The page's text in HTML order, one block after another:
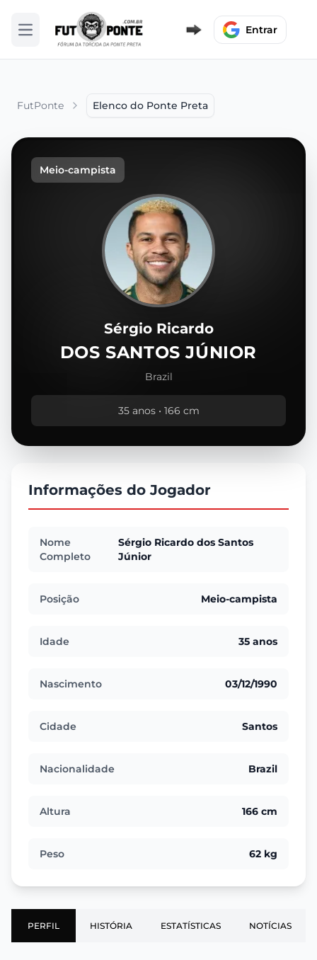
Abrir menu Entrar
FutPonte Elenco do Ponte Preta
Meio-campista
Sérgio Ricardo
DOS SANTOS JÚNIOR
Brazil
35 anos • 166 cm
Informações do Jogador
Nome
Completo
Sérgio Ricardo dos Santos
Júnior
Posição Meio-campista
Idade 35 anos
Nascimento 03/12/1990
Cidade Santos
Nacionalidade Brazil
Altura 166 cm
Peso 62 kg
PERFIL HISTÓRIA ESTATÍSTICAS NOTÍCIAS